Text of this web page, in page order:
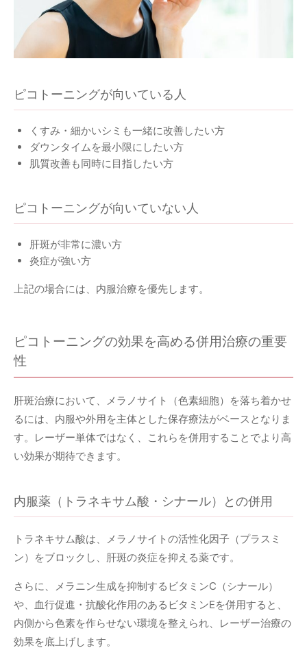
ピコトーニングが向いている人
くすみ・細かいシミも一緒に改善したい方
ダウンタイムを最小限にしたい方
肌質改善も同時に目指したい方
ピコトーニングが向いていない人
肝斑が非常に濃い方
炎症が強い方
上記の場合には、内服治療を優先します。
ピコトーニングの効果を高める併用治療の重要
性
肝斑治療において、メラノサイト（色素細胞）を落ち着かせ
るには、内服や外用を主体とした保存療法がベースとなりま
す。レーザー単体ではなく、これらを併用することでより高
い効果が期待できます。
内服薬（トラネキサム酸・シナール）との併用
トラネキサム酸は、メラノサイトの活性化因子（プラスミ
ン）をブロックし、肝斑の炎症を抑える薬です。
さらに、メラニン生成を抑制するビタミンC（シナール）
や、血行促進・抗酸化作用のあるビタミンEを併用すると、
内側から色素を作らせない環境を整えられ、レーザー治療の
効果を底上げします。